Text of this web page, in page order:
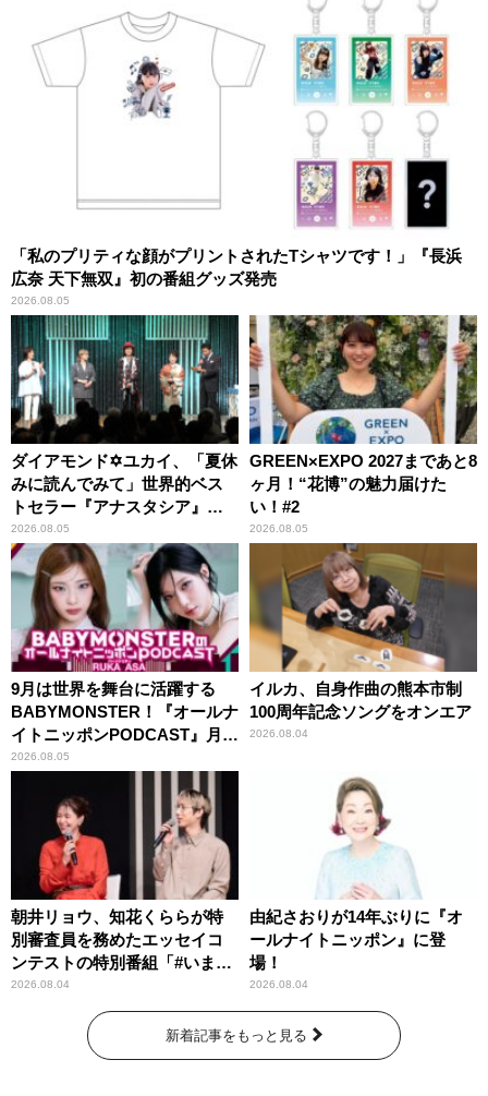
「私のプリティな顔がプリントされたTシャツです！」『長浜
広奈 天下無双』初の番組グッズ発売
2026.08.05
ダイアモンド✡ユカイ、「夏休
みに読んでみて」世界的ベス
トセラー『アナスタシア』を
紹介
2026.08.05
GREEN×EXPO 2027まであと8
ヶ月！“花博”の魅力届けた
い！#2
2026.08.05
9月は世界を舞台に活躍する
BABYMONSTER！『オールナ
イトニッポンPODCAST』月替
わりパーソナリティ
2026.08.05
イルカ、自身作曲の熊本市制
100周年記念ソングをオンエア
2026.08.04
朝井リョウ、知花くららが特
別審査員を務めたエッセイコ
ンテストの特別番組「#いまあ
なたに伝えたいこと」
2026.08.04
由紀さおりが14年ぶりに『オ
ールナイトニッポン』に登
場！
2026.08.04
新着記事をもっと見る